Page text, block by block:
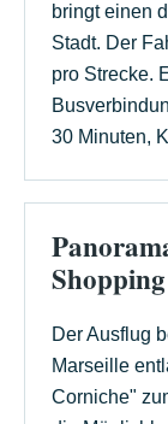
bringt einen
Stadt. Der
pro Strecke.
30 Minuten,
Shopping
Der Ausflug
Marseille
Corniche"